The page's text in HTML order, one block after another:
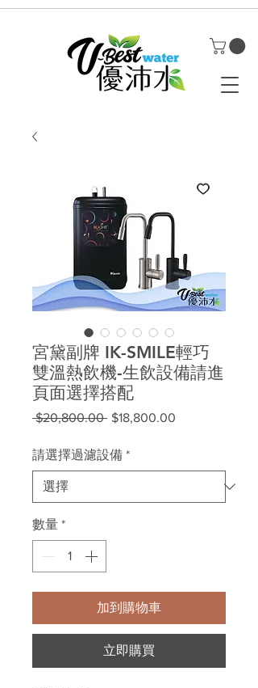
宮黛副牌 IK-SMILE輕巧
雙溫熱飲機-生飲設備請進
頁面選擇搭配
$20,800.00 一
價
格
$18,800.00
格
請選擇過濾設備 *
數量 *
加到購物車
立即購買